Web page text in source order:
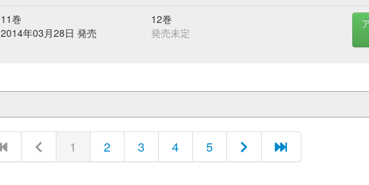
11巻
2014年03月28日 発売
12巻
発売未定
1 2 3 4 5